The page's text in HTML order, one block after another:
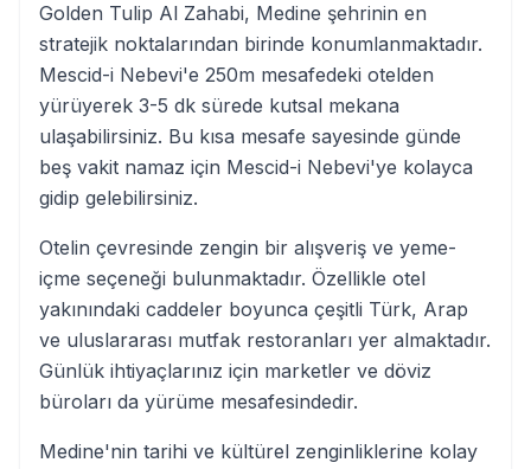
Golden Tulip Al Zahabi, Medine şehrinin en
stratejik noktalarından birinde konumlanmaktadır.
Mescid-i Nebevi'e 250m mesafedeki otelden
yürüyerek 3-5 dk sürede kutsal mekana
ulaşabilirsiniz. Bu kısa mesafe sayesinde günde
beş vakit namaz için Mescid-i Nebevi'ye kolayca
gidip gelebilirsiniz.
Otelin çevresinde zengin bir alışveriş ve yeme-
içme seçeneği bulunmaktadır. Özellikle otel
yakınındaki caddeler boyunca çeşitli Türk, Arap
ve uluslararası mutfak restoranları yer almaktadır.
Günlük ihtiyaçlarınız için marketler ve döviz
büroları da yürüme mesafesindedir.
Medine'nin tarihi ve kültürel zenginliklerine kolay